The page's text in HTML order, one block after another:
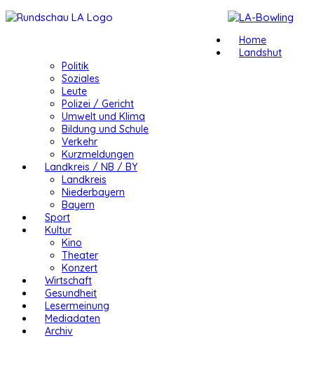
Home
Landshut
Politik
Soziales
Leute
Polizei / Gericht
Umwelt und Klima
Bildung und Schule
Verkehr
Kurzmeldungen
Landkreis / NB / BY
Landkreis
Niederbayern
Bayern
Sport
Kultur
Kino
Theater
Konzert
Wirtschaft
Gesundheit
Lesermeinung
Mediadaten
Archiv